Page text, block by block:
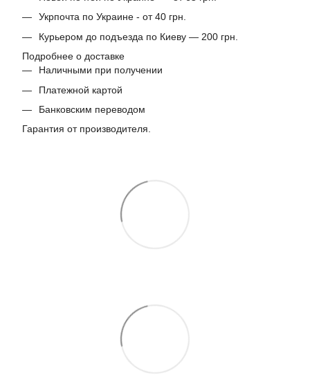
Укрпочта по Украине - от 40 грн.
Курьером до подъезда по Киеву — 200 грн.
Подробнее о доставке
Наличными при получении
Платежной картой
Банковским переводом
Гарантия от производителя.